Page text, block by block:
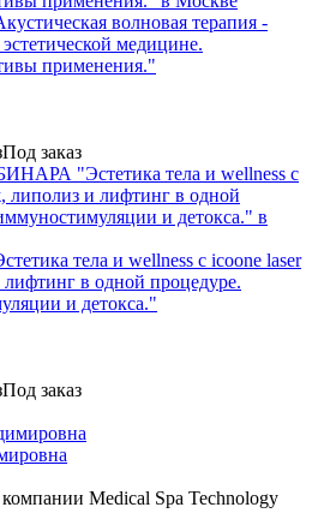
волновая терапия -
медицине.
применения."
Под заказ
тела и wellness с icoone laser
в одной процедуре.
и детокса."
Под заказ
Medical Spa Technology